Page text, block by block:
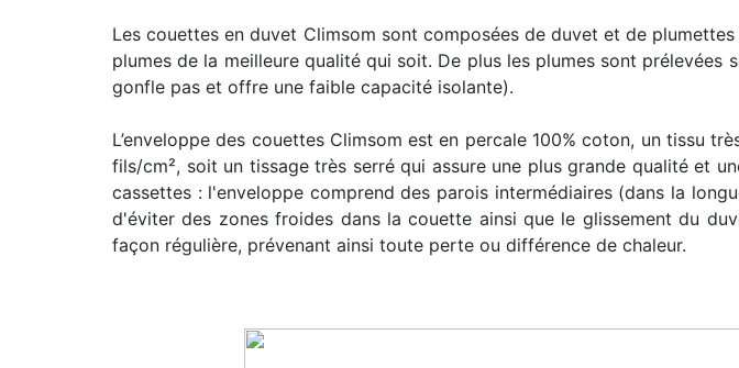
Les couettes en duvet Climsom sont composées de duvet et de
plumes de la meilleure qualité qui soit. De plus les plumes sont
gonfle pas et offre une faible capacité isolante).
L’enveloppe des couettes Climsom est en percale 100% coton, un tissu
fils/cm², soit un tissage très serré qui assure une plus grande qualité et
cassettes : l'enveloppe comprend des parois intermédiaires (dans la
d'éviter des zones froides dans la couette ainsi que le glissement du
façon régulière, prévenant ainsi toute perte ou différence de chaleur.